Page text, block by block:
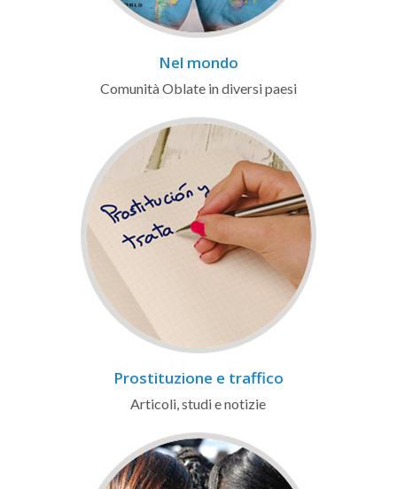
Nel mondo
Comunità Oblate in diversi paesi
Prostituzione e traffico
Articoli, studi e notizie